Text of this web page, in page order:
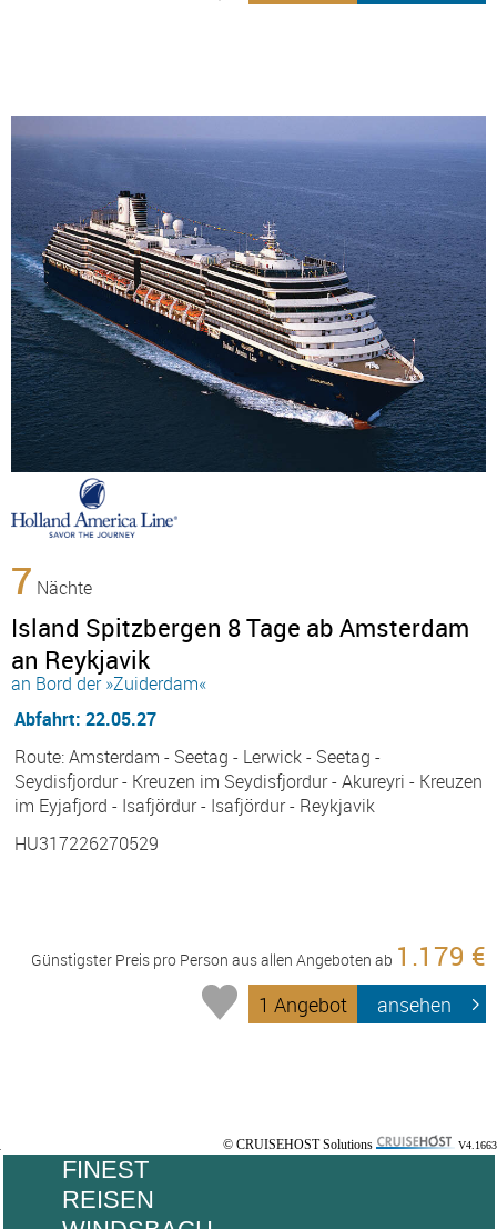
7 Nächte
Island Spitzbergen 8 Tage ab Amsterdam
an Reykjavik
an Bord der »Zuiderdam«
Abfahrt: 22.05.27
Route: Amsterdam - Seetag - Lerwick - Seetag -
Seydisfjordur - Kreuzen im Seydisfjordur - Akureyri - Kreuzen
im Eyjafjord - Isafjördur - Isafjördur - Reykjavik
HU317226270529
Günstigster Preis pro Person aus allen Angeboten ab 1.179 €
1 Angebot ansehen
© CRUISEHOST Solutions V4.1663
FINEST
REISEN